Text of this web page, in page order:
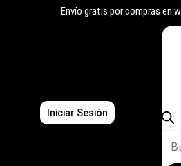
Envío gratis por compras en
Iniciar Sesión